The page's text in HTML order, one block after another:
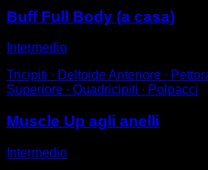
Buff Full Body (a casa)
Intermedio
Tricipiti ∙ Deltoide Anteriore ∙
Superiore ∙ Quadricipiti ∙ Polpacci
Muscle Up agli anelli
Intermedio